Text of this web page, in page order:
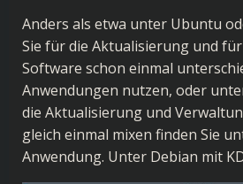
Anders als etwa unter Ubuntu
Sie für die Aktualisierung und
Software schon einmal
Anwendungen nutzen, oder
die Aktualisierung und
gleich einmal mixen finden Sie
Anwendung. Unter Debian mit